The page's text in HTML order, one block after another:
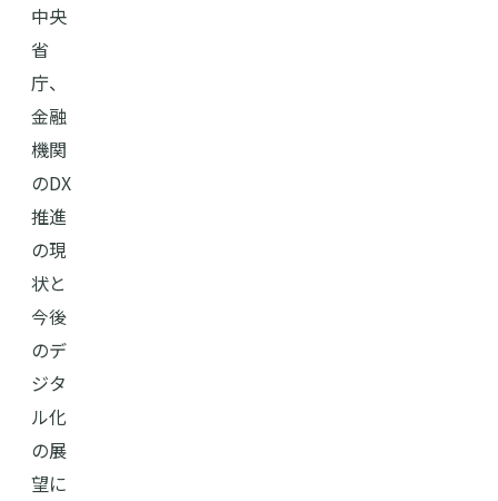
中央
省
庁、
金融
機関
のDX
推進
の現
状と
今後
のデ
ジタ
ル化
の展
望に